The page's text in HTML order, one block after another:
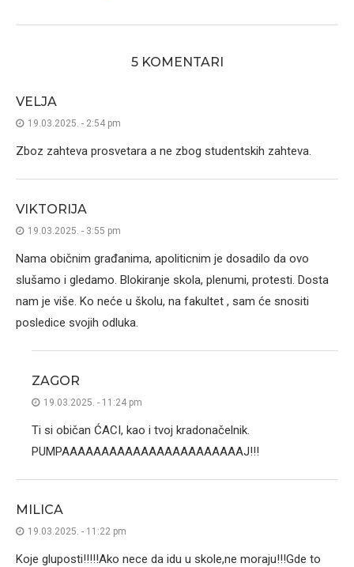
5 KOMENTARI
VELJA
19.03.2025. - 2:54 pm
Zboz zahteva prosvetara a ne zbog studentskih zahteva.
VIKTORIJA
19.03.2025. - 3:55 pm
Nama običnim građanima, apoliticnim je dosadilo da ovo
slušamo i gledamo. Blokiranje skola, plenumi, protesti. Dosta
nam je više. Ko neće u školu, na fakultet , sam će snositi
posledice svojih odluka.
ZAGOR
19.03.2025. - 11:24 pm
Ti si običan ĆACI, kao i tvoj kradonačelnik.
PUMPAAAAAAAAAAAAAAAAAAAAAAAJ!!!
MILICA
19.03.2025. - 11:22 pm
Koje gluposti!!!!!Ako nece da idu u skole,ne moraju!!!Gde to